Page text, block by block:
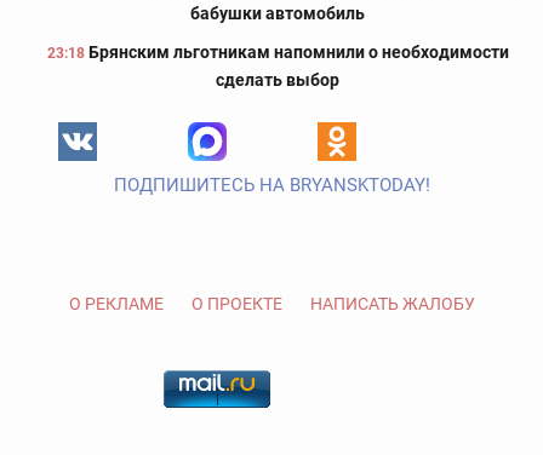
бабушки автомобиль
23:18 Брянским льготникам напомнили о необходимости
сделать выбор
ПОДПИШИТЕСЬ НА BRYANSKTODAY!
О РЕКЛАМЕ О ПРОЕКТЕ НАПИСАТЬ ЖАЛОБУ